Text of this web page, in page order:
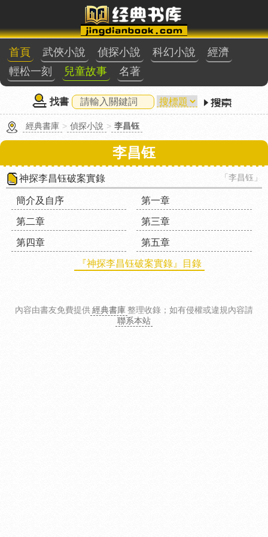
首頁 武俠小說 偵探小說 科幻小說
經濟
輕松一刻
兒童故事 名著
找書
經典書庫 > 偵探小說 > 李昌钰
李昌钰
「李昌钰」
神探李昌钰破案實錄
簡介及自序 第一章
第二章 第三章
第四章 第五章
『神探李昌钰破案實錄』目錄
內容由書友免費提供經典書庫整理收錄 ；如有侵權或違規內容請
聯系本站